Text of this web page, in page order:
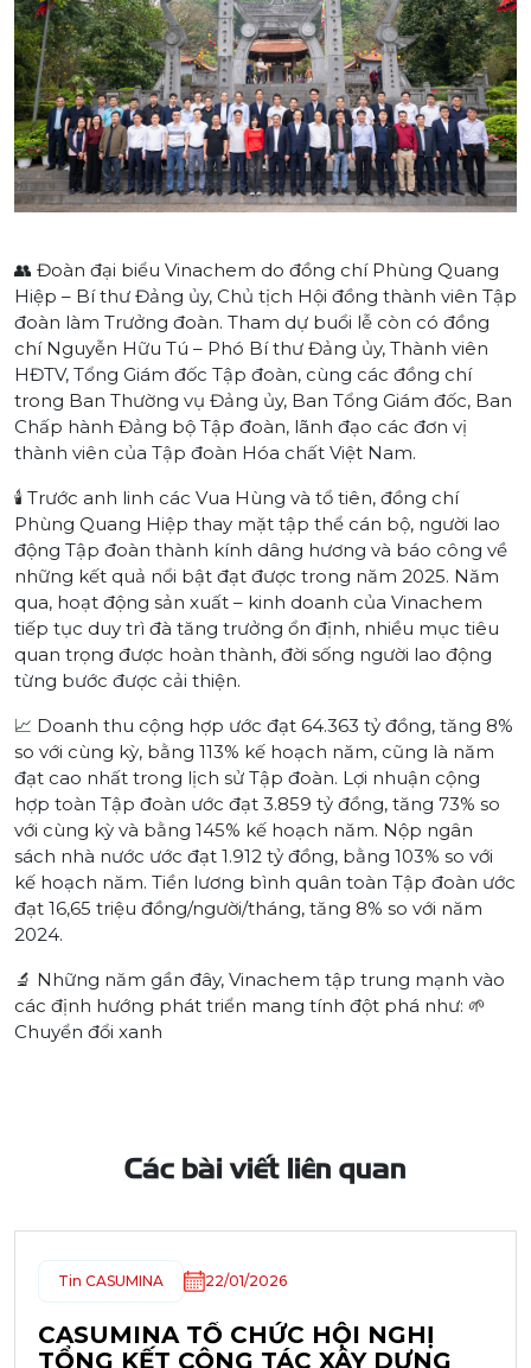
👥 Đoàn đại biểu Vinachem do đồng chí Phùng Quang
Hiệp – Bí thư Đảng ủy, Chủ tịch Hội đồng thành viên Tập
đoàn làm Trưởng đoàn. Tham dự buổi lễ còn có đồng
chí Nguyễn Hữu Tú – Phó Bí thư Đảng ủy, Thành viên
HĐTV, Tổng Giám đốc Tập đoàn, cùng các đồng chí
trong Ban Thường vụ Đảng ủy, Ban Tổng Giám đốc, Ban
Chấp hành Đảng bộ Tập đoàn, lãnh đạo các đơn vị
thành viên của Tập đoàn Hóa chất Việt Nam.
🕯️ Trước anh linh các Vua Hùng và tổ tiên, đồng chí
Phùng Quang Hiệp thay mặt tập thể cán bộ, người lao
động Tập đoàn thành kính dâng hương và báo công về
những kết quả nổi bật đạt được trong năm 2025. Năm
qua, hoạt động sản xuất – kinh doanh của Vinachem
tiếp tục duy trì đà tăng trưởng ổn định, nhiều mục tiêu
quan trọng được hoàn thành, đời sống người lao động
từng bước được cải thiện.
📈 Doanh thu cộng hợp ước đạt 64.363 tỷ đồng, tăng 8%
so với cùng kỳ, bằng 113% kế hoạch năm, cũng là năm
đạt cao nhất trong lịch sử Tập đoàn. Lợi nhuận cộng
hợp toàn Tập đoàn ước đạt 3.859 tỷ đồng, tăng 73% so
với cùng kỳ và bằng 145% kế hoạch năm. Nộp ngân
sách nhà nước ước đạt 1.912 tỷ đồng, bằng 103% so với
kế hoạch năm. Tiền lương bình quân toàn Tập đoàn ước
đạt 16,65 triệu đồng/người/tháng, tăng 8% so với năm
2024.
🔬 Những năm gần đây, Vinachem tập trung mạnh vào
các định hướng phát triển mang tính đột phá như: 🌱
Chuyển đổi xanh
Các bài viết liên quan
Tin CASUMINA 22/01/2026
CASUMINA TỔ CHỨC HỘI NGHỊ
TỔNG KẾT CÔNG TÁC XÂY DỰNG